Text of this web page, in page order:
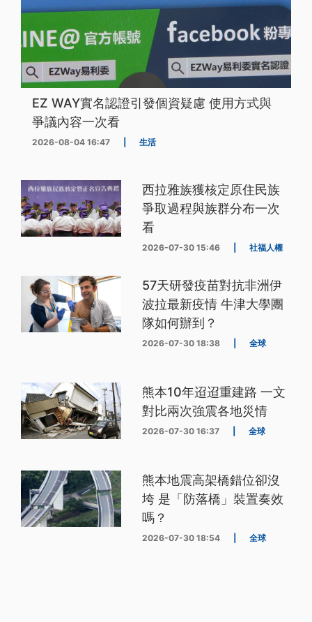
EZ WAY實名認證引發個資疑慮 使用方式與
爭議內容一次看
2026-08-04 16:47 生活
西拉雅族獲核定原住民族
爭取過程與族群分布一次
看
2026-07-30 15:46 社福人權
57天研發疫苗對抗非洲伊
波拉最新疫情 牛津大學團
隊如何辦到？
2026-07-30 18:38 全球
熊本10年迢迢重建路 一文
對比兩次強震各地災情
2026-07-30 16:37 全球
熊本地震高架橋錯位卻沒
垮 是「防落橋」裝置奏效
嗎？
2026-07-30 18:54 全球